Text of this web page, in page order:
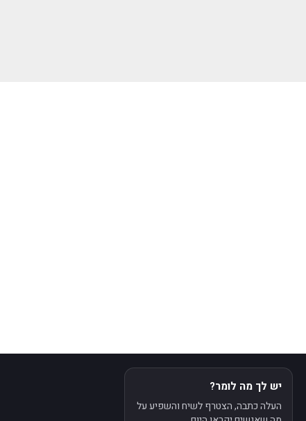
יש לך מה לומר?
העלה כתבה, הצטרף לשיח והשפיע על